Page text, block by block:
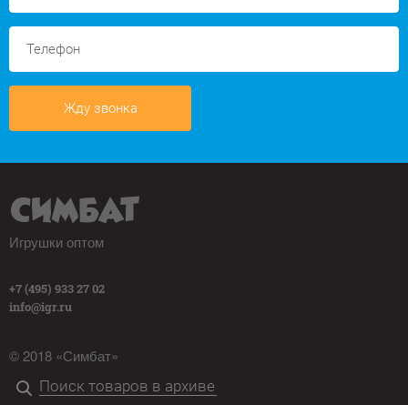
Жду звонка
Игрушки оптом
+7 (495) 933 27 02
info@igr.ru
© 2018 «Симбат»